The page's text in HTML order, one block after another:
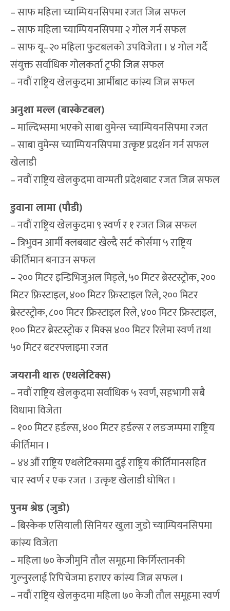
– साफ महिला च्याम्पियनसिपमा रजत जित्न सफल
– साफ महिला च्याम्पियनसिपमा २ गोल गर्न सफल
– साफ यू–२० महिला फुटबलको उपविजेता । ४ गोल गर्दै
संयुक्त सर्वाधिक गोलकर्ता ट्रफी जित्न सफल
– नवौं राष्ट्रिय खेलकुदमा आर्मीबाट कांस्य जित्न सफल
अनुशा मल्ल (बास्केटबल)
– माल्दिभ्समा भएको साबा वुमेन्स च्याम्पियनसिपमा रजत
– साबा वुमेन्स च्याम्पियनसिपमा उत्कृष्ट प्रदर्शन गर्न सफल
खेलाडी
– नवौं राष्ट्रिय खेलकुदमा वाग्मती प्रदेशबाट रजत जित्न सफल
डुवाना लामा (पौडी)
– नवौं राष्ट्रिय खेलकुदमा ९ स्वर्ण र १ रजत जित्न सफल
– त्रिभुवन आर्मी क्लबबाट खेल्दै सर्ट कोर्समा ५ राष्ट्रिय
कीर्तिमान बनाउन सफल
– २०० मिटर इन्डिभिजुअल मिड्ले, ५० मिटर ब्रेस्टस्ट्रोक, २००
मिटर फ्रिस्टाइल, ४०० मिटर फ्रिस्टाइल रिले, २०० मिटर
ब्रेस्टस्ट्रोक, ८०० मिटर फ्रिस्टाइल रिले, ४०० मिटर फ्रिस्टाइल,
१०० मिटर ब्रेस्टस्ट्रोक र मिक्स ४०० मिटर रिलेमा स्वर्ण तथा
५० मिटर बटरफ्लाइमा रजत
जयरानी थारु (एथलेटिक्स)
– नवौं राष्ट्रिय खेलकुदमा सर्वाधिक ५ स्वर्ण, सहभागी सबै
विधामा विजेता
– १०० मिटर हर्डल्स, ४०० मिटर हर्डल्स र लङजम्पमा राष्ट्रिय
कीर्तिमान ।
– ४४औं राष्ट्रिय एथलेटिक्समा दुई राष्ट्रिय कीर्तिमानसहित
चार स्वर्ण र एक रजत । उत्कृष्ट खेलाडी घोषित ।
पुनम श्रेष्ठ (जुडो)
– बिस्केक एसियाली सिनियर खुला जुडो च्याम्पियनसिपमा
कांस्य विजेता
– महिला ७० केजीमुनि तौल समूहमा किर्गिस्तानकी
गुल्नुरलाई रिपिचेजमा हराएर कांस्य जित्न सफल ।
– नवौं राष्ट्रिय खेलकुदमा महिला ७० केजी तौल समूहमा स्वर्ण